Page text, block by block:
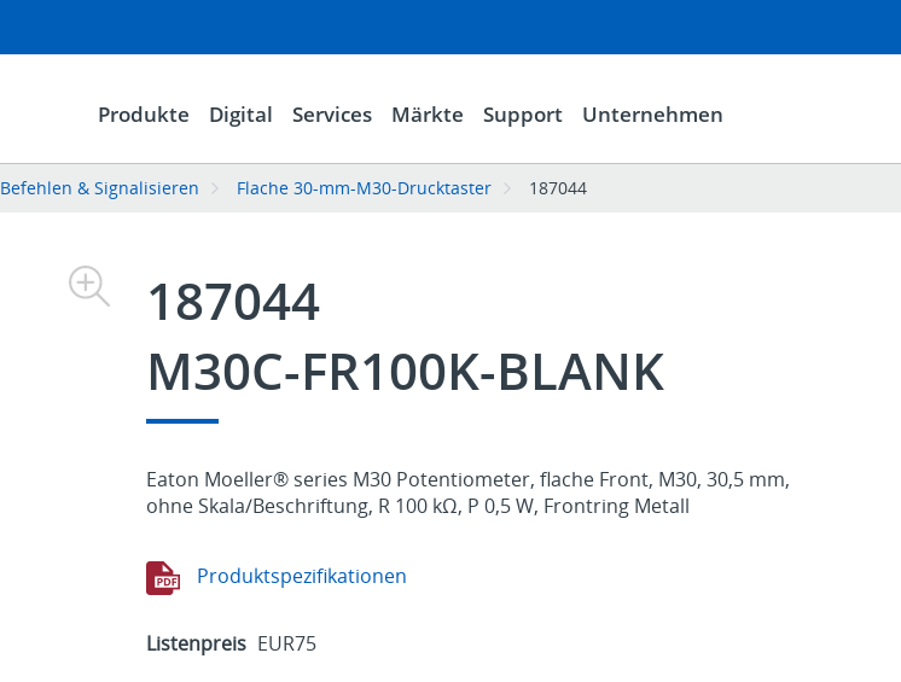
Produkte Digital Services Märkte Support Unternehmen
Befehlen & Signalisieren Flache 30-mm-M30-Drucktaster 187044
187044
M30C-FR100K-BLANK
Eaton Moeller® series M30 Potentiometer, flache Front, M30, 30,5 mm,
ohne Skala/Beschriftung, R 100 kΩ, P 0,5 W, Frontring Metall
Produktspezifikationen
Listenpreis EUR75